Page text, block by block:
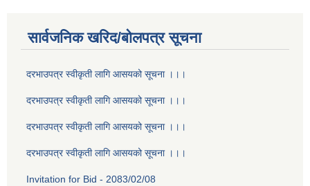
सार्वजनिक खरिद/बोलपत्र सूचना
दरभाउपत्र स्वीकृती लागि आसयको सूचना ।।।
दरभाउपत्र स्वीकृती लागि आसयको सूचना ।।।
दरभाउपत्र स्वीकृती लागि आसयको सूचना ।।।
दरभाउपत्र स्वीकृती लागि आसयको सूचना ।।।
Invitation for Bid - 2083/02/08